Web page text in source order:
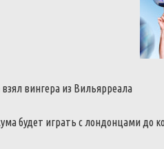
вингера из Вильярреала
будет играть с лондонцами до